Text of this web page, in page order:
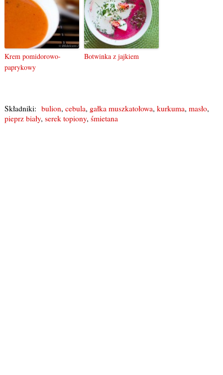
Krem pomidorowo-
paprykowy
Botwinka z jajkiem
Składniki: bulion, cebula, gałka muszkatołowa, kurkuma, masło,
pieprz biały, serek topiony, śmietana